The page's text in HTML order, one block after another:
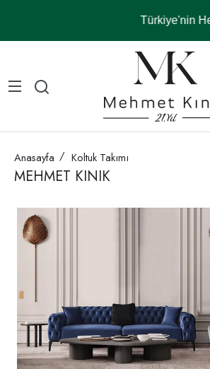
Türkiye'nin
Anasayfa Koltuk Takımı
MEHMET KINIK